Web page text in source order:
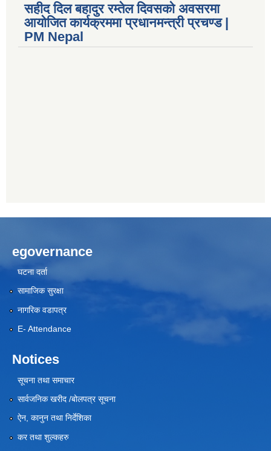
सहीद दिल बहादुर रम्तेल दिवसको अवसरमा
आयोजित कार्यक्रममा प्रधानमन्त्री प्रचण्ड |
PM Nepal
egovernance
घटना दर्ता
सामाजिक सुरक्षा
नागरिक वडापत्र
E- Attendance
Notices
सूचना तथा समाचार
सार्वजनिक खरीद /बोलपत्र सूचना
ऐन, कानुन तथा निर्देशिका
कर तथा शुल्कहरु